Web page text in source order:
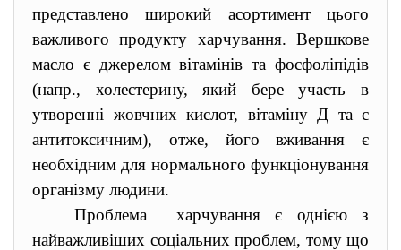
представлено широкий асортимент цього
важливого продукту харчування. Вершкове
масло є джерелом вітамінів та фосфоліпідів
(напр., холестерину, який бере участь в
утворенні жовчних кислот, вітаміну Д та є
антитоксичним), отже, його вживання є
необхідним для нормального функціонування
організму людини.
Проблема харчування є однією з
найважливіших соціальних проблем, тому що